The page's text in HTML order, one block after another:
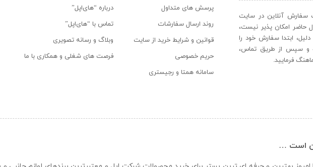
سفارش آنلاین در سایت
حاضر امکان پذیر نیست،
ابتدا سفارش خود را
و سپس از طریق تماس،
فرمایید.
پرسش های متداول
روند ارسال سفارشات
قوانین و شرایط خرید از سایت
حریم خصوصی
سامانه همتا و رجیستری
درباره “های‌اپل”
تماس با “های‌اپل”
وبلاگ و رسانه تصویری
فرصت های شغلی و همکاری با ما
است …